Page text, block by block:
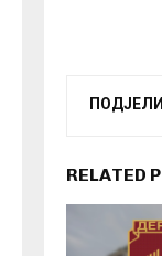
ПОДЈЕЛИ
RELATED